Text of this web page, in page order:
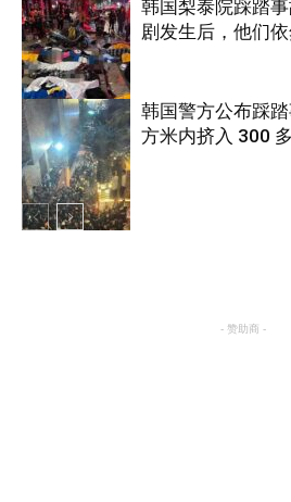
国际
国际
韩国梨泰院踩踏
剧发生后，他们
韩国警方公布踩
方米内挤入 300
- 赞助商 -